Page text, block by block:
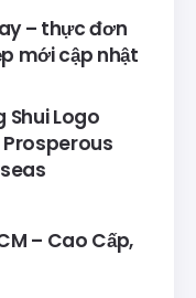
– thực đơn
mới cập nhật
Shui Logo
– Cao Cấp,